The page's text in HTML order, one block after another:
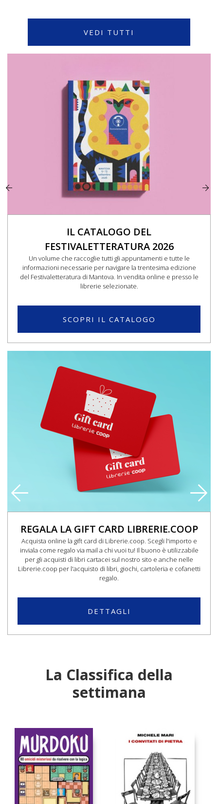
VEDI TUTTI
IL CATALOGO DEL
FESTIVALETTERATURA 2026
Un volume che raccoglie tutti gli appuntamenti e tutte le
informazioni necessarie per navigare la trentesima edizione
del Festivaletteratura di Mantova. In vendita online e presso le
librerie selezionate.
SCOPRI IL CATALOGO
REGALA LA GIFT CARD LIBRERIE.COOP
Acquista online la gift card di Librerie.coop. Scegli l'importo e
inviala come regalo via mail a chi vuoi tu! Il buono è utilizzabile
per gli acquisti di libri cartacei sul nostro sito e anche nelle
Librerie.coop per l'acquisto di libri, giochi, cartoleria e cofanetti
regalo.
DETTAGLI
La Classifica della
settimana